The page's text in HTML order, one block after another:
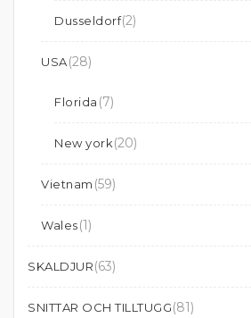
Dusseldorf(2)
USA(28)
Florida (7)
New york(20)
Vietnam (59)
Wales(1)
SKALDJUR(63)
SNITTAR OCH TILLTUGG(81)